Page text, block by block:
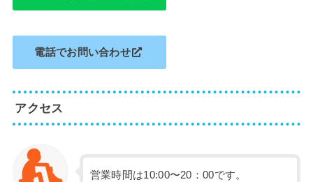
電話でお問い合わせ
アクセス
営業時間は10:00〜20：00です。